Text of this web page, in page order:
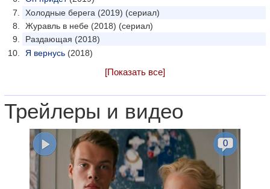
Холодные берега (2019) (сериал)
Журавль в небе (2018) (сериал)
Раздающая (2018)
Я вернусь (2018)
[Показать все]
Трейлеры и видео
0